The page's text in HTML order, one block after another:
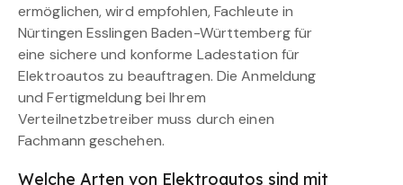
ermöglichen, wird empfohlen, Fachleute in
Nürtingen Esslingen Baden-Württemberg für
eine sichere und konforme Ladestation für
Elektroautos zu beauftragen. Die Anmeldung
und Fertigmeldung bei Ihrem
Verteilnetzbetreiber muss durch einen
Fachmann geschehen.
Welche Arten von Elektroautos sind mit